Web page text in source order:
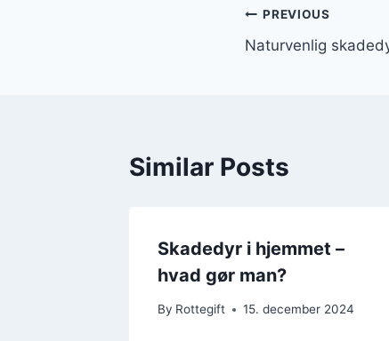
PREVIOUS
Naturvenlig
Similar Posts
Skadedyr i hjemmet –
hvad gør man?
By Rottegift 15. december 2024